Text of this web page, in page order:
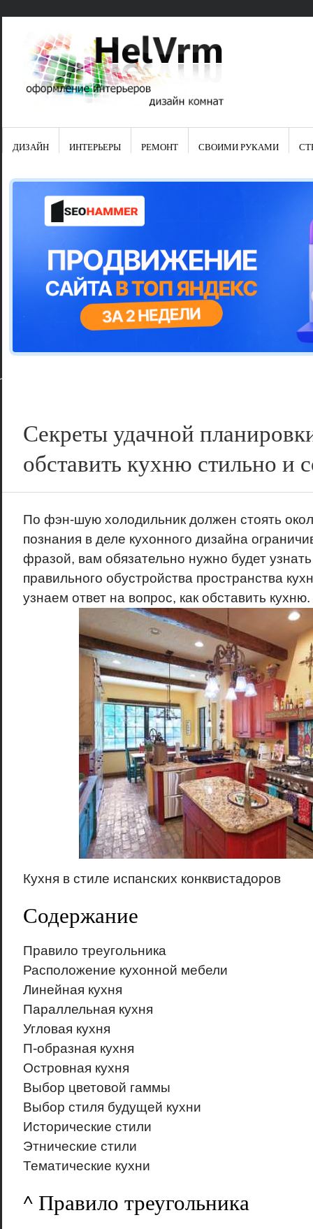
Свежие
Японские
Школа
Шьем
ДИЗАЙН ИНТЕРЬЕРЫ РЕМОНТ СВОИМИ РУКАМИ
Секреты удачной
обставить кухню стильно и
По фэн-шую холодильник должен стоять
познания в деле кухонного дизайна
фразой, вам обязательно нужно будет
правильного обустройства пространства
узнаем ответ на вопрос, как обставить кухню.
Кухня в стиле испанских конквистадоров
Содержание
Правило треугольника
Расположение кухонной мебели
Линейная кухня
Параллельная кухня
Угловая кухня
П-образная кухня
Островная кухня
Выбор цветовой гаммы
Выбор стиля будущей кухни
Исторические стили
Этнические стили
Тематические кухни
^ Правило треугольника